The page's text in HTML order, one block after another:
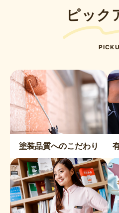
ピック
塗装品質へのこだわり